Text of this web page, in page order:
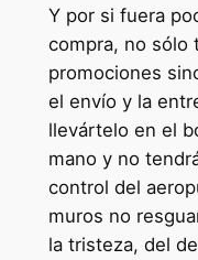
Y por si fuera
compra, no sólo
promociones
el envío y la
llevártelo en el
mano y no
control del
muros no
la tristeza, del